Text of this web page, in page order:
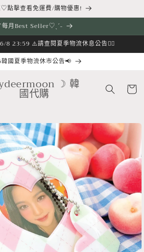
點擊查看免運費/購物優惠!
每月Best Seller♡ˎˊ˗
8 23:59 ⚠️請查閱夏季物流休息公告👇🏻
國夏季物流休市公告📢
☽ 韓
國代購
物